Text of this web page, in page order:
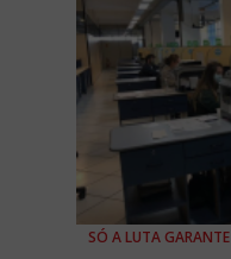
SÓ A LUTA GARANTE